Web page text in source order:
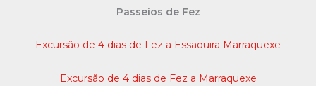
Passeios de Fez
Excursão de 4 dias de Fez a Essaouira Marraquexe
Excursão de 4 dias de Fez a Marraquexe